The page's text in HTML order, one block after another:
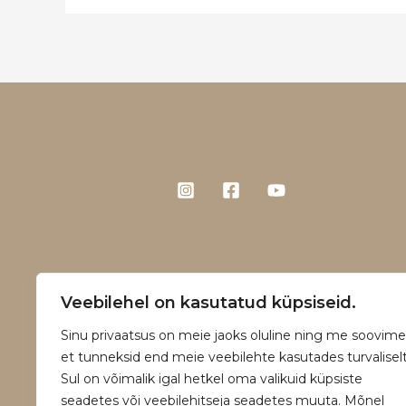
Veebilehel on kasutatud küpsiseid.
Sinu privaatsus on meie jaoks oluline ning me
et tunneksid end meie veebilehte kasutades
Sul on võimalik igal hetkel oma valikuid küpsiste
seadetes või veebilehitseja seadetes muuta. Mõnel